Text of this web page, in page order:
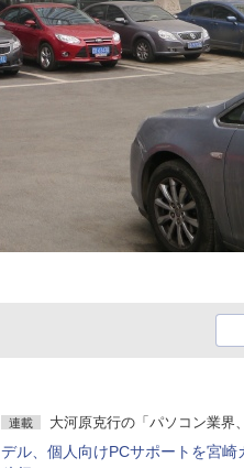
連載 大河原克行の「パソコン業界
デル、個人向けPCサポートを宮崎